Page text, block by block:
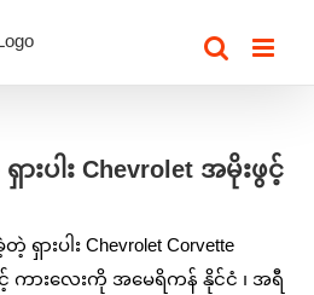
ပါး Chevrolet အမိုးဖွင့်
းပါး Chevrolet Corvette
င့် ကားလေးကို အမေရိကန် နိုင်ငံ ၊ အရီ